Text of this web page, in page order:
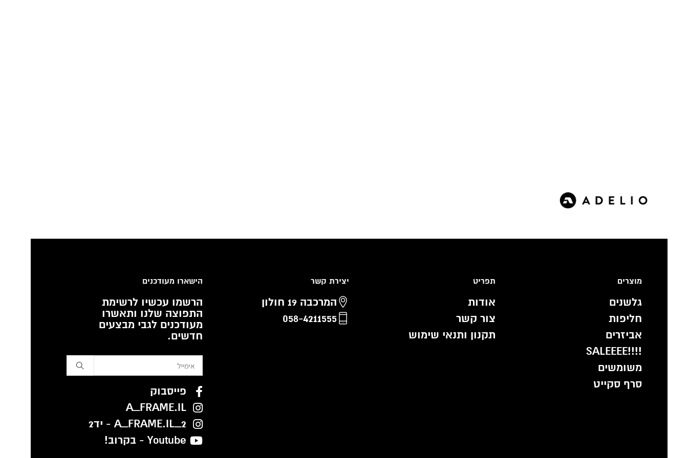
מוצרים
גלשנים
חליפות
אביזרים
!!!!SALEEEE
משומשים
סרף סקייט
תפריט
אודות
צור קשר
תקנון ותנאי שימוש
יצירת קשר
המרכבה 19 חולון
058-4211555
הישארו מעודכנים
הרשמו עכשיו לרשימת
התפוצה שלנו ותאשרו
מעודכנים לגבי מבצעים
חדשים.
פייסבוק
A_FRAME.IL
A_FRAME.IL_2 - יד2
Youtube - בקרוב!